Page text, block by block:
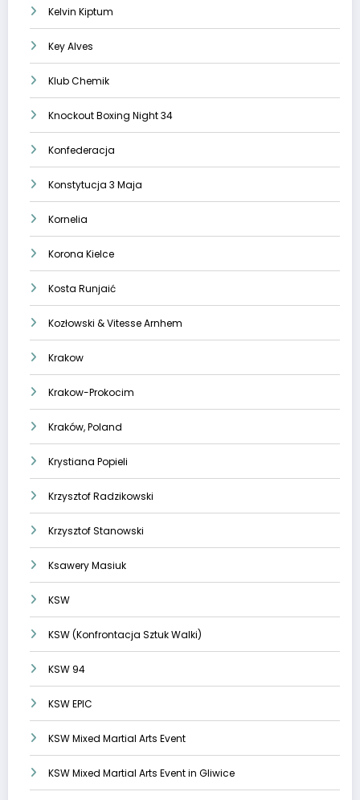
Kelvin Kiptum
Key Alves
Klub Chemik
Knockout Boxing Night 34
Konfederacja
Konstytucja 3 Maja
Kornelia
Korona Kielce
Kosta Runjaić
Kozłowski & Vitesse Arnhem
Krakow
Krakow-Prokocim
Kraków, Poland
Krystiana Popieli
Krzysztof Radzikowski
Krzysztof Stanowski
Ksawery Masiuk
KSW
KSW (Konfrontacja Sztuk Walki)
KSW 94
KSW EPIC
KSW Mixed Martial Arts Event
KSW Mixed Martial Arts Event in Gliwice